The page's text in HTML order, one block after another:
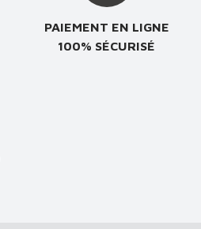
PAIEMENT EN LIGNE
100% SÉCURISÉ